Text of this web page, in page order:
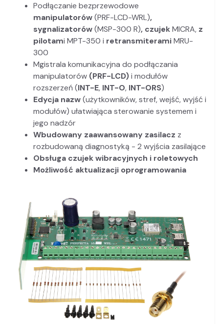
Podłączanie bezprzewodowe
manipulatorów(PRF-LCD-WRL),
sygnalizatorów(MSP-300 R), czujekMICRA, z
pilotami MPT-350 i retransmiteramiMRU-
300
Mgistrala komunikacyjna do podłączania
manipulatorów (PRF-LCD)i modułów
rozszerzeń (INT-E, INT-O, INT-ORS)
Edycja nazw(użytkowników, stref, wejść, wyjść i
modułów) ułatwiająca sterowanie systemem i
jego nadzór
Wbudowany zaawansowany zasilacz z
rozbudowaną diagnostyką - 2 wyjścia zasilające
Obsługa czujek wibracyjnych i roletowych
Możliwość aktualizacji oprogramowania